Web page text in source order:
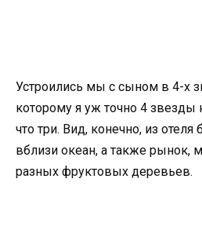
Устроились мы с сыном в 4-х
которому я уж точно 4
что три. Вид, конечно, из
вблизи океан, а также рынок,
разных фруктовых деревьев.